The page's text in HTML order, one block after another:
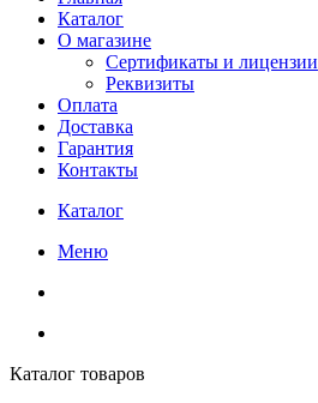
Каталог
О магазине
Сертификаты и лицензии
Реквизиты
Оплата
Доставка
Гарантия
Контакты
Каталог
Меню
Каталог товаров